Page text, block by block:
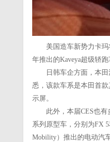
美国造车新势力卡玛将
年推出的Kaveya超级轿
日韩车企方面，本田汽
悉，该款车系是本田首
示屏。
此外，本届CES也有多
系列原型车，分别为FX
Mobility）推出的电动汽